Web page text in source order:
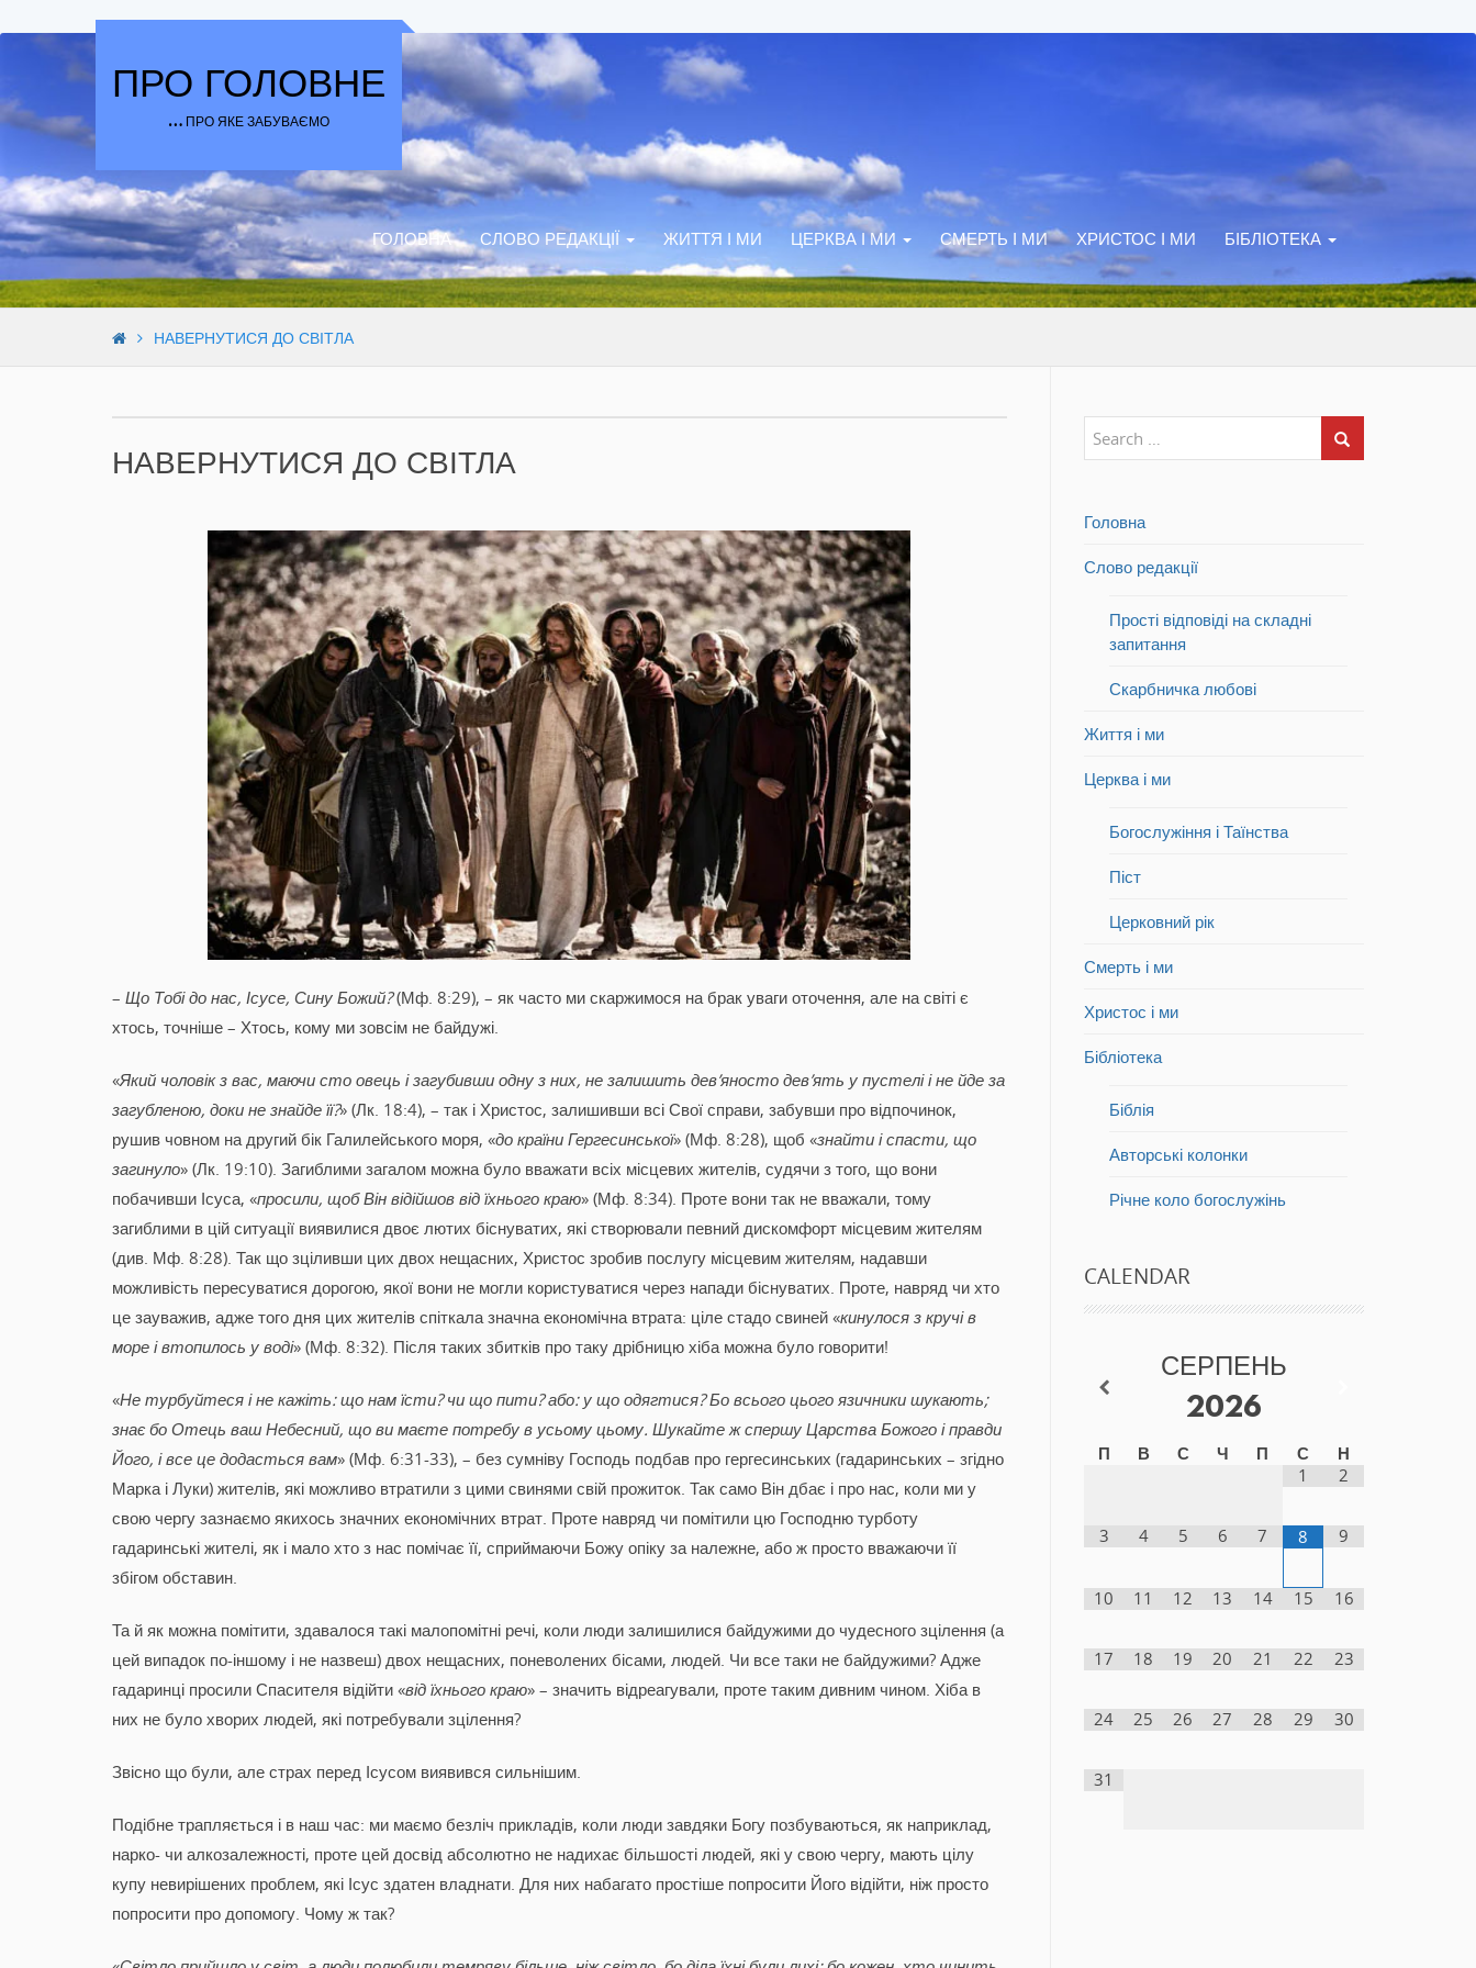
Skip to content
ПРО ГОЛОВНЕ
… ПРО ЯКЕ ЗАБУВАЄМО
ГОЛОВНА СЛОВО РЕДАКЦІЇ ЖИТТЯ І МИ ЦЕРКВА І МИ СМЕРТЬ І МИ ХРИСТОС І МИ БІБЛІОТЕКА
НАВЕРНУТИСЯ ДО СВІТЛА
НАВЕРНУТИСЯ ДО СВІТЛА
– Що Тобі до нас, Ісусе, Сину Божий?(Мф. 8:29), – як часто ми скаржимося на брак уваги оточення, але на світі є
хтось, точніше – Хтось, кому ми зовсім не байдужі.
«Який чоловік з вас, маючи сто овець і загубивши одну з них, не залишить дев’яносто дев’ять у пустелі і не йде за
загубленою, доки не знайде її?» (Лк. 18:4), – так і Христос, залишивши всі Свої справи, забувши про відпочинок,
рушив човном на другий бік Галилейського моря, «до країни Гергесинської» (Мф. 8:28), щоб «знайти і спасти, що
загинуло» (Лк. 19:10). Загиблими загалом можна було вважати всіх місцевих жителів, судячи з того, що вони
побачивши Ісуса, «просили, щоб Він відійшов від їхнього краю» (Мф. 8:34). Проте вони так не вважали, тому
загиблими в цій ситуації виявилися двоє лютих біснуватих, які створювали певний дискомфорт місцевим жителям
(див. Мф. 8:28). Так що зціливши цих двох нещасних, Христос зробив послугу місцевим жителям, надавши
можливість пересуватися дорогою, якої вони не могли користуватися через напади біснуватих. Проте, навряд чи хто
це зауважив, адже того дня цих жителів спіткала значна економічна втрата: ціле стадо свиней «кинулося з кручі в
море і втопилось у воді» (Мф. 8:32). Після таких збитків про таку дрібницю хіба можна було говорити!
«Не турбуйтеся і не кажіть: що нам їсти? чи що пити? або: у що одягтися? Бо всього цього язичники шукають;
знає бо Отець ваш Небесний, що ви маєте потребу в усьому цьому. Шукайте ж спершу Царства Божого і правди
Його, і все це додасться вам» (Мф. 6:31-33), – без сумніву Господь подбав про гергесинських (гадаринських – згідно
Марка і Луки) жителів, які можливо втратили з цими свинями свій прожиток. Так само Він дбає і про нас, коли ми у
свою чергу зазнаємо якихось значних економічних втрат. Проте навряд чи помітили цю Господню турботу
гадаринські жителі, як і мало хто з нас помічає її, сприймаючи Божу опіку за належне, або ж просто вважаючи її
збігом обставин.
Та й як можна помітити, здавалося такі малопомітні речі, коли люди залишилися байдужими до чудесного зцілення (а
цей випадок по-іншому і не назвеш) двох нещасних, поневолених бісами, людей. Чи все таки не байдужими? Адже
гадаринці просили Спасителя відійти «від їхнього краю» – значить відреагували, проте таким дивним чином. Хіба в
них не було хворих людей, які потребували зцілення?
Звісно що були, але страх перед Ісусом виявився сильнішим.
Подібне трапляється і в наш час: ми маємо безліч прикладів, коли люди завдяки Богу позбуваються, як наприклад,
нарко- чи алкозалежності, проте цей досвід абсолютно не надихає більшості людей, які у свою чергу, мають цілу
купу невирішених проблем, які Ісус здатен владнати. Для них набагато простіше попросити Його відійти, ніж просто
попросити про допомогу. Чому ж так?
Головна
Слово редакції
Прості відповіді на складні
запитання
Скарбничка любові
Життя і ми
Церква і ми
Богослужіння і Таїнства
Піст
Церковний рік
Смерть і ми
Христос і ми
Бібліотека
Біблія
Авторські колонки
Річне коло богослужінь
CALENDAR
СЕРПЕНЬ
2026
П В С Ч П С
Н
1
2
3 4 5 6 7 8 9
10 11 12 13 14 15 16
17 18 19 20 21 22 23
24 25 26 27 28 29 30
31